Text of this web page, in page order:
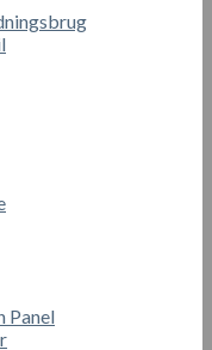
Panel